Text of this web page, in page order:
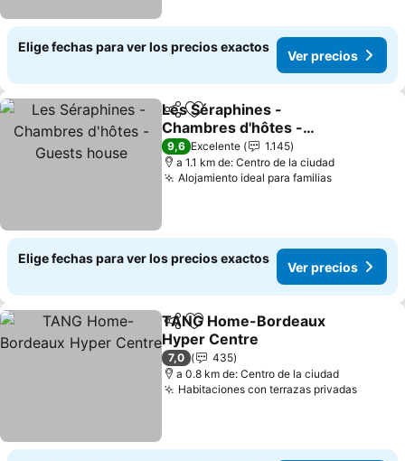
Elige fechas para ver los precios exactos
Ver precios
CompartirAgregar a favoritos
Les Séraphines -
Chambres d'hôtes -
Guests house
9,6 Excelente
1.145
a 1.1 km de: Centro de la ciudad
Alojamiento ideal para familias
Elige fechas para ver los precios exactos
Ver precios
Compartir
Agregar a favoritos
TANG Home-Bordeaux
Hyper Centre
7,0
435
a 0.8 km de: Centro de la ciudad
Habitaciones con terrazas privadas